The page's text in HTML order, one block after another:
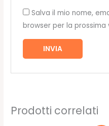
Salva il mio nome,
browser per la
Prodotti correlati